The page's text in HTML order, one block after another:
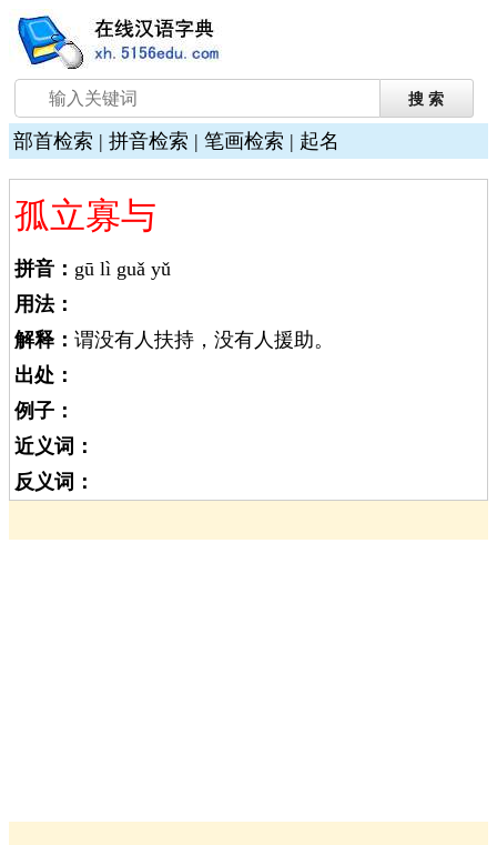
部首检索 | 拼音检索 | 笔画检索 | 起名
孤立寡与
拼音： gū lì guǎ yǔ
用法：
解释： 谓没有人扶持，没有人援助。
出处：
例子：
近义词：
反义词：